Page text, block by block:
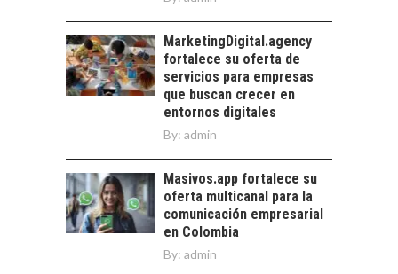
pymes en Chile:
alternativas que
trascienden el
crédito…
MarketingDigital.agency
fortalece su oferta de
servicios para empresas
que buscan crecer en
entornos digitales
By: admin
Masivos.app fortalece su
oferta multicanal para la
comunicación empresarial
en Colombia
By: admin